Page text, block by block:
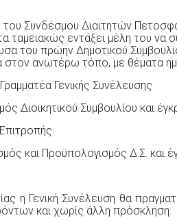
του Συνδέσμου Διαιτητών
ταμειακώς εντάξει μέλη του να
του πρώην Δημοτικού
ανωτέρω τόπο, με θέματα
Γενικής Συνέλευσης
Διοικητικού Συμβουλίου και
και Προϋπολογισμός Δ.Σ. και
η Γενική Συνέλευση θα
και χωρίς άλλη πρόσκληση.